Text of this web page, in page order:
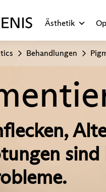
Ästhetik
Behandlungen
sind